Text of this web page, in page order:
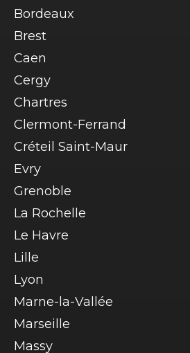
Bordeaux
Brest
Caen
Cergy
Chartres
Clermont-Ferrand
Créteil Saint-Maur
Evry
Grenoble
La Rochelle
Le Havre
Lille
Lyon
Marne-la-Vallée
Marseille
Massy